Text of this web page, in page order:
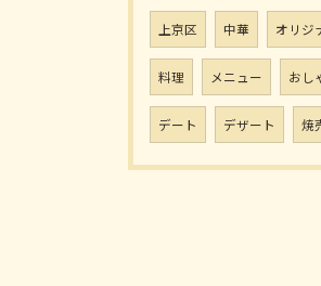
上京区 中華 オリジ
料理 メニュー おし
デート デザート 焼